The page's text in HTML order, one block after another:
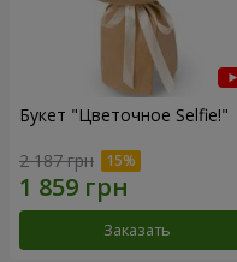
Букет "Цветочное Selfie!"
2 187 грн
Заказать